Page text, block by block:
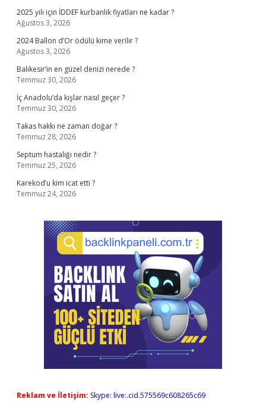
2025 yılı için İDDEF kurbanlık fiyatları ne kadar ?
Ağustos 3, 2026
2024 Ballon d’Or ödülü kime verilir ?
Ağustos 3, 2026
Balıkesir’in en güzel denizi nerede ?
Temmuz 30, 2026
İç Anadolu’da kışlar nasıl geçer ?
Temmuz 30, 2026
Takas hakkı ne zaman doğar ?
Temmuz 28, 2026
Septum hastalığı nedir ?
Temmuz 25, 2026
Karekod’u kim icat etti ?
Temmuz 24, 2026
Reklam ve İletişim: Skype: live:.cid.575569c608265c69